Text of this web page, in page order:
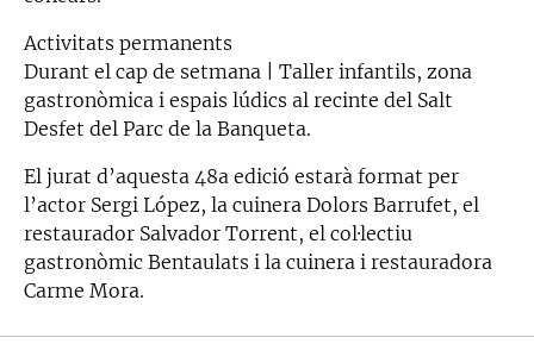
Activitats permanents
Durant el cap de setmana | Taller infantils, zona
gastronòmica i espais lúdics al recinte del Salt
Desfet del Parc de la Banqueta.
El jurat d’aquesta 48a edició estarà format per
l’actor Sergi López, la cuinera Dolors Barrufet, el
restaurador Salvador Torrent, el col·lectiu
gastronòmic Bentaulats i la cuinera i restauradora
Carme Mora.